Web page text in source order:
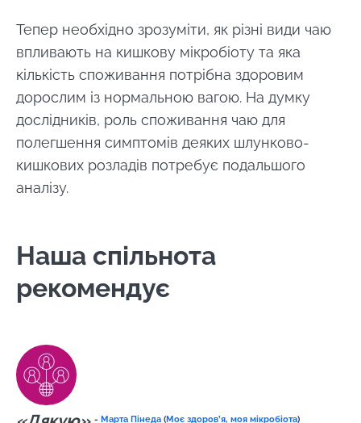
Тепер необхідно зрозуміти, як різні види чаю
впливають на кишкову мікробіоту та яка
кількість споживання потрібна здоровим
дорослим із нормальною вагою. На думку
дослідників, роль споживання чаю для
полегшення симптомів деяких шлунково-
кишкових розладів потребує подальшого
аналізу.
Наша спільнота
рекомендує
- Марта Пінеда (Моє здоров’я, моя мікробіота)
Будьте в курсі
отримайте раз на місяць "найважливіший",
щоб бути в курсі останніх новин про
Microbiota.
Залишайся з нами !
Приєднуйтесь до спільноти Microbiota та
отримайте \ Essentials \ "раз на місяць,
Я хотів би підписатися на отримання інших
новин з BioCodex
Я прочитав і приймаюGTUіполітику